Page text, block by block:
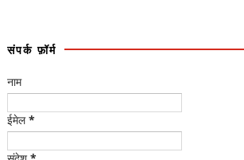
संपर्क फ़ॉर्म
नाम
ईमेल*